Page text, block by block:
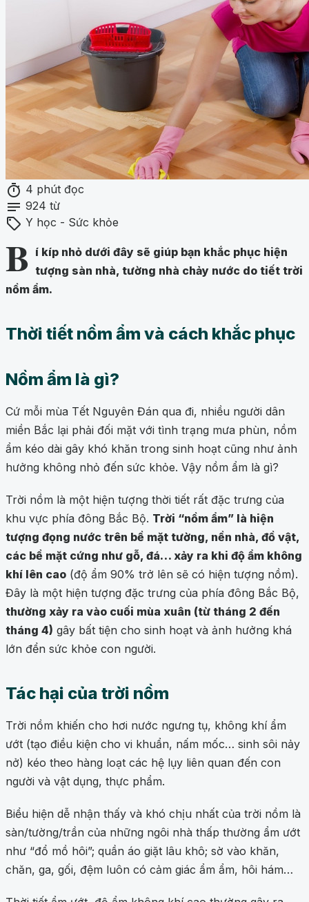
timer 4 phút đọc
notes 924 từ
sell Y học - Sức khỏe
B í kíp nhỏ dưới đây sẽ giúp bạn khắc phục hiện
tượng sàn nhà, tường nhà chảy nước do tiết trời
nồm ẩm.
Thời tiết nồm ẩm và cách khắc phục
Nồm ẩm là gì?
Cứ mỗi mùa Tết Nguyên Đán qua đi, nhiều người dân
miền Bắc lại phải đối mặt với tình trạng mưa phùn, nồm
ẩm kéo dài gây khó khăn trong sinh hoạt cũng như ảnh
hưởng không nhỏ đến sức khỏe. Vậy nồm ẩm là gì?
Trời nồm là một hiện tượng thời tiết rất đặc trưng của
khu vực phía đông Bắc Bộ. Trời “nồm ẩm” là hiện
tượng đọng nước trên bề mặt tường, nền nhà, đồ vật,
các bề mặt cứng như gỗ, đá… xảy ra khi độ ẩm không
khí lên cao (độ ẩm 90% trở lên sẽ có hiện tượng nồm).
Đây là một hiện tượng đặc trưng của phía đông Bắc Bộ,
thường xảy ra vào cuối mùa xuân (từ tháng 2 đến
tháng 4) gây bất tiện cho sinh hoạt và ảnh hưởng khá
lớn đển sức khỏe con người.
Tác hại của trời nồm
Trời nồm khiến cho hơi nước ngưng tụ, không khí ẩm
ướt (tạo điều kiện cho vi khuẩn, nấm mốc… sinh sôi nảy
nở) kéo theo hàng loạt các hệ lụy liên quan đến con
người và vật dụng, thực phẩm.
Biểu hiện dễ nhận thấy và khó chịu nhất của trời nồm là
sàn/tường/trần của những ngôi nhà thấp thường ẩm ướt
như “đổ mồ hôi”; quần áo giặt lâu khô; sờ vào khăn,
chăn, ga, gối, đệm luôn có cảm giác ẩm ẩm, hôi hám…